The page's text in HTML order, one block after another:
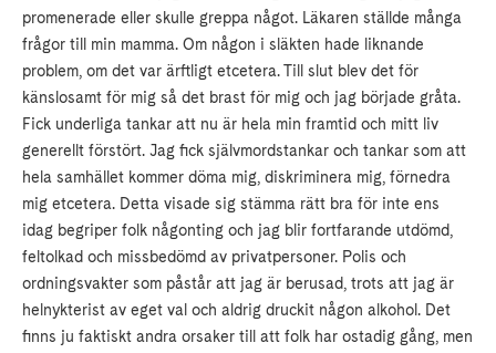
promenerade eller skulle greppa något. Läkaren ställde många
frågor till min mamma. Om någon i släkten hade liknande
problem, om det var ärftligt etcetera. Till slut blev det för
känslosamt för mig så det brast för mig och jag började gråta.
Fick underliga tankar att nu är hela min framtid och mitt liv
generellt förstört. Jag fick självmordstankar och tankar som att
hela samhället kommer döma mig, diskriminera mig, förnedra
mig etcetera. Detta visade sig stämma rätt bra för inte ens
idag begriper folk någonting och jag blir fortfarande utdömd,
feltolkad och missbedömd av privat­personer. Polis och
ordningsvakter som påstår att jag är berusad, trots att jag är
helnykterist av eget val och aldrig druckit någon alkohol. Det
finns ju faktiskt andra orsaker till att folk har ostadig gång, men